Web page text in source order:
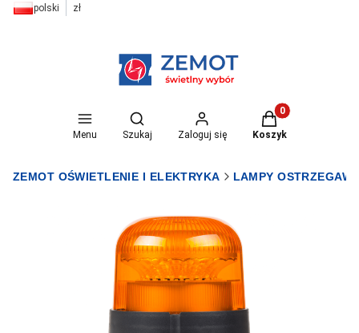
polski zł
Menu
Otwórz wyszukiwarkę
Szukaj Zaloguj się
Produkty w
Koszyk
ZEMOT OŚWIETLENIE I ELEKTRYKA LAMPY